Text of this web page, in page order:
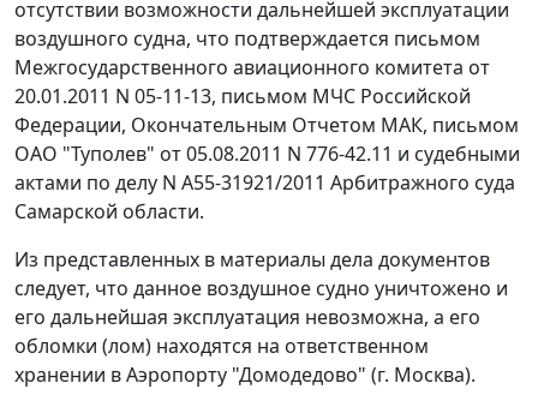
отсутствии возможности дальнейшей эксплуатации
воздушного судна, что подтверждается письмом
Межгосударственного авиационного комитета от
20.01.2011 N 05-11-13, письмом МЧС Российской
Федерации, Окончательным Отчетом МАК, письмом
ОАО "Туполев" от 05.08.2011 N 776-42.11 и судебными
актами по делу N А55-31921/2011 Арбитражного суда
Самарской области.
Из представленных в материалы дела документов
следует, что данное воздушное судно уничтожено и
его дальнейшая эксплуатация невозможна, а его
обломки (лом) находятся на ответственном
хранении в Аэропорту "Домодедово" (г. Москва).